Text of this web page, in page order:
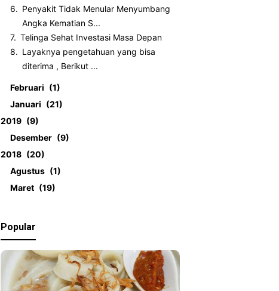
Penyakit Tidak Menular Menyumbang
Angka Kematian S...
Telinga Sehat Investasi Masa Depan
Layaknya pengetahuan yang bisa
diterima , Berikut ...
Februari
1
Januari
21
2019
9
Desember
9
2018
20
Agustus
1
Maret
19
Popular